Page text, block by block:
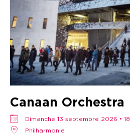
Canaan Orchestra
dimanche 13 septembre 2026 •
Philharmonie